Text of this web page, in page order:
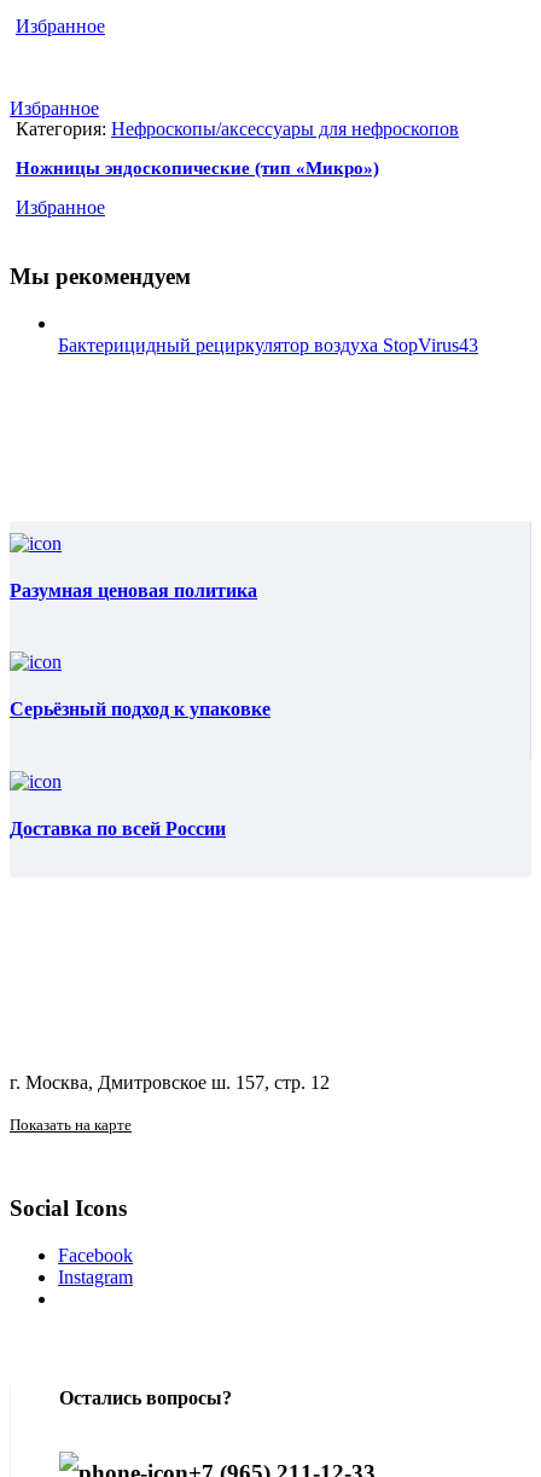
Избранное
Избранное
Категория: Нефроскопы/аксессуары для нефроскопов
Ножницы эндоскопические (тип «Микро»)
Избранное
Мы рекомендуем
Бактерицидный рециркулятор воздуха StopVirus43
Разумная ценовая политика
Серьёзный подход к упаковке
Доставка по всей России
г. Москва, Дмитровское ш. 157, стр. 12
Показать на карте
Social Icons
Facebook
Instagram
Остались вопросы?